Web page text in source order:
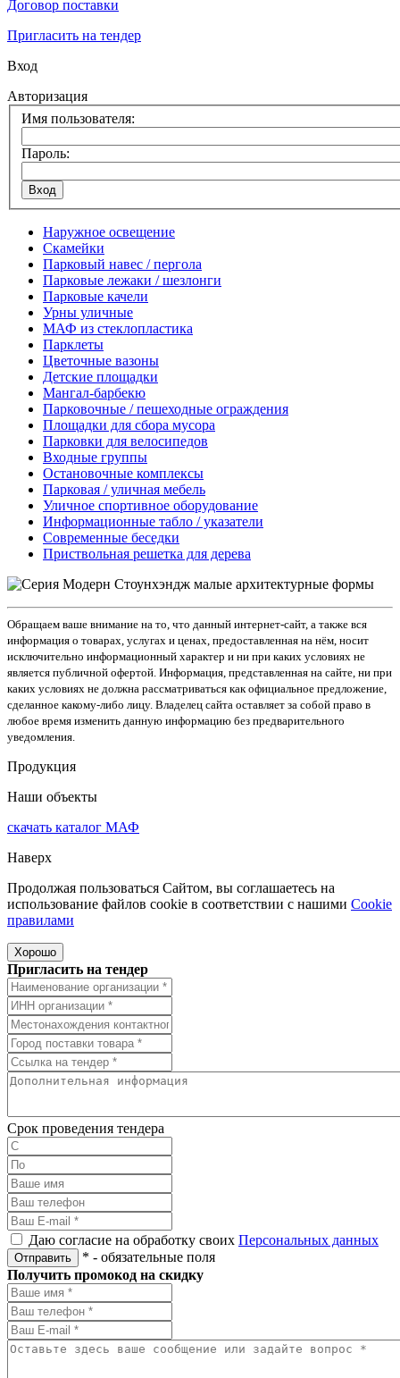
Договор поставки
Пригласить на тендер
Вход
Авторизация
Имя пользователя:
Пароль:
Наружное освещение
Скамейки
Парковый навес / пергола
Парковые лежаки / шезлонги
Парковые качели
Урны уличные
МАФ из стеклопластика
Парклеты
Цветочные вазоны
Детские площадки
Мангал-барбекю
Парковочные / пешеходные ограждения
Площадки для сбора мусора
Парковки для велосипедов
Входные группы
Остановочные комплексы
Парковая / уличная мебель
Уличное спортивное оборудование
Информационные табло / указатели
Современные беседки
Приствольная решетка для дерева
Обращаем ваше внимание на то, что данный интернет-сайт, а также вся
информация о товарах, услугах и ценах, предоставленная на нём, носит
исключительно информационный характер и ни при каких условиях не
является публичной офертой. Информация, представленная на сайте, ни при
каких условиях не должна рассматриваться как официальное предложение,
сделанное какому-либо лицу. Владелец сайта оставляет за собой право в
любое время изменить данную информацию без предварительного
уведомления.
Продукция
Наши объекты
скачать каталог МАФ
Наверх
Продолжая пользоваться Сайтом, вы соглашаетесь на
использование файлов cookie в соответствии с нашими Cookiе
правилами
Хорошо
Пригласить на тендер
Срок проведения тендера
Даю согласие на обработку своих Персональных данных
Отправить * - обязательные поля
Получить промокод на скидку